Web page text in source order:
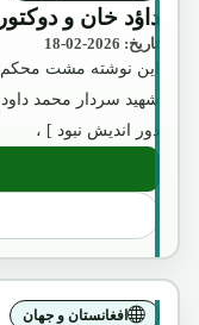
داؤد خان و
تاریخ: 2026-02-18
این نوشته مشت
شهید سردار محمد
دور اندیش نبود ] ،
افغانستان و جهان